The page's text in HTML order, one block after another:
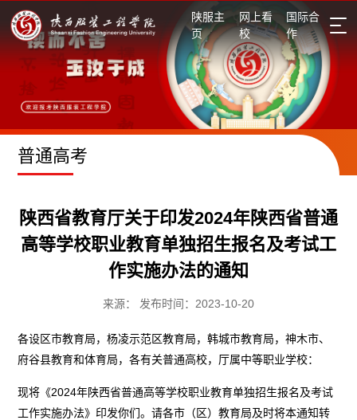
陕服主
页
网上看
校
国际合
作
招生信息网
普通高考
陕西省教育厅关于印发2024年陕西省普通
高等学校职业教育单独招生报名及考试工
作实施办法的通知
来源： 发布时间：2023-10-20
各设区市教育局，杨凌示范区教育局，韩城市教育局，神木市、
府谷县教育和体育局，各有关普通高校，厅属中等职业学校：
现将《2024年陕西省普通高等学校职业教育单独招生报名及考试
工作实施办法》印发你们。请各市（区）教育局及时将本通知转